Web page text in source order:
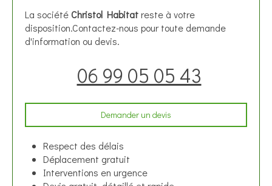
La société Christol Habitatreste à votre
disposition.Contactez-nous pour toute demande
d'information ou devis.
06 99 05 05 43
Demander un devis
Respect des délais
Déplacement gratuit
Interventions en urgence